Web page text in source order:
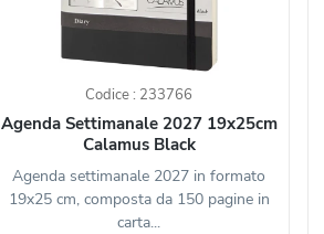
Codice : 233766
Agenda Settimanale 2027 19x25cm
Calamus Black
Agenda settimanale 2027 in formato
19x25 cm, composta da 150 pagine in
carta...